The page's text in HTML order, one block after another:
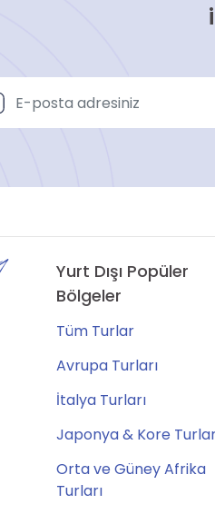
Yurt Dışı Popüler
Bölgeler
Tüm Turlar
Avrupa Turları
İtalya Turları
Japonya & Kore
Orta ve Güney Afrika
Turları